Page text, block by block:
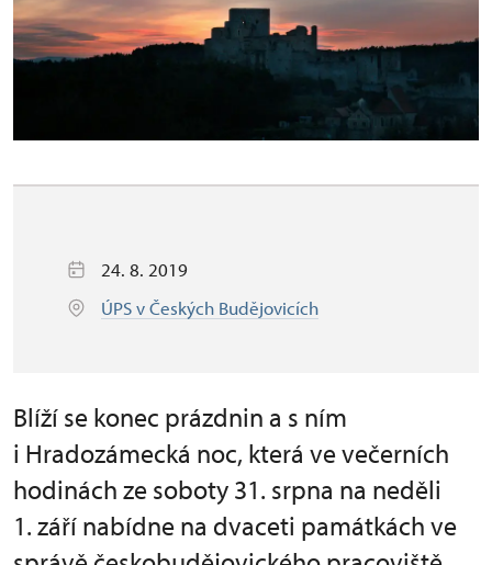
24. 8. 2019
ÚPS v Českých Budějovicích
Blíží se konec prázdnin a s ním
i Hradozámecká noc, která ve večerních
hodinách ze soboty 31. srpna na neděli
1. září nabídne na dvaceti památkách ve